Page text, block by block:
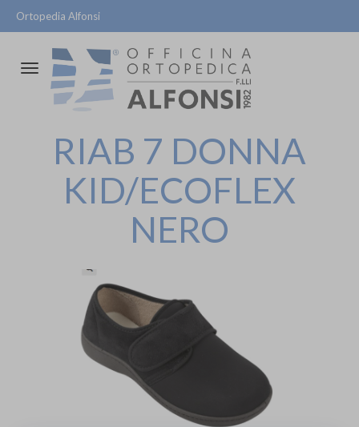
Ortopedia Alfonsi
Attiva/disattiva
navigazione
RIAB 7 DONNA
KID/ECOFLEX
NERO